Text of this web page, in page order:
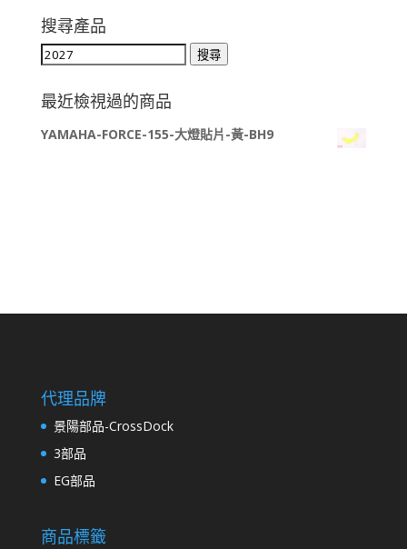
搜尋產品
搜
關
鍵
字:
搜尋
最近檢視過的商品
YAMAHA-FORCE-155-大燈貼片-黃-BH9
代理品牌
景陽部品-CrossDock
3部品
EG部品
商品標籤